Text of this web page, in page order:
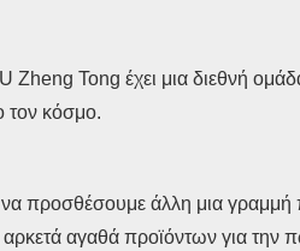
Zheng Tong έχει μια διεθνή
κόσμο.
προσθέσουμε άλλη μια γραμμή
αρκετά αγαθά προϊόντων για την